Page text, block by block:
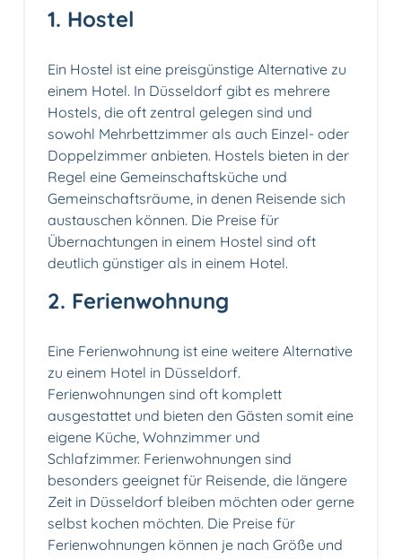
1. Hostel
Ein Hostel ist eine preisgünstige Alternative zu
einem Hotel. In Düsseldorf gibt es mehrere
Hostels, die oft zentral gelegen sind und
sowohl Mehrbettzimmer als auch Einzel- oder
Doppelzimmer anbieten. Hostels bieten in der
Regel eine Gemeinschaftsküche und
Gemeinschaftsräume, in denen Reisende sich
austauschen können. Die Preise für
Übernachtungen in einem Hostel sind oft
deutlich günstiger als in einem Hotel.
2. Ferienwohnung
Eine Ferienwohnung ist eine weitere Alternative
zu einem Hotel in Düsseldorf.
Ferienwohnungen sind oft komplett
ausgestattet und bieten den Gästen somit eine
eigene Küche, Wohnzimmer und
Schlafzimmer. Ferienwohnungen sind
besonders geeignet für Reisende, die längere
Zeit in Düsseldorf bleiben möchten oder gerne
selbst kochen möchten. Die Preise für
Ferienwohnungen können je nach Größe und